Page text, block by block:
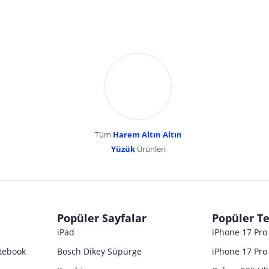
YENİBOSNA MERKEZ MAH LADİN SOK
Tüm Harem Altın Altın
YüzükÜrünleri
Popüler Sayfalar
iPad
Bosch Dikey Süpürge
Popüler
iPhone 17
iPhone 17 Pro